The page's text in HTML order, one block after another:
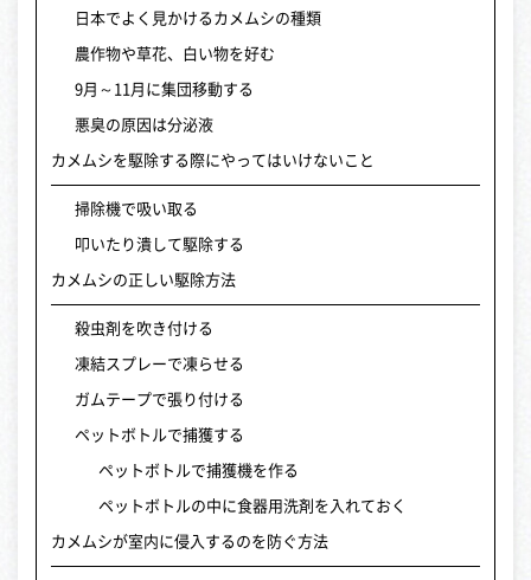
日本でよく見かけるカメムシの種類
農作物や草花、白い物を好む
9月～11月に集団移動する
悪臭の原因は分泌液
カメムシを駆除する際にやってはいけないこと
掃除機で吸い取る
叩いたり潰して駆除する
カメムシの正しい駆除方法
殺虫剤を吹き付ける
凍結スプレーで凍らせる
ガムテープで張り付ける
ペットボトルで捕獲する
ペットボトルで捕獲機を作る
ペットボトルの中に食器用洗剤を入れておく
カメムシが室内に侵入するのを防ぐ方法